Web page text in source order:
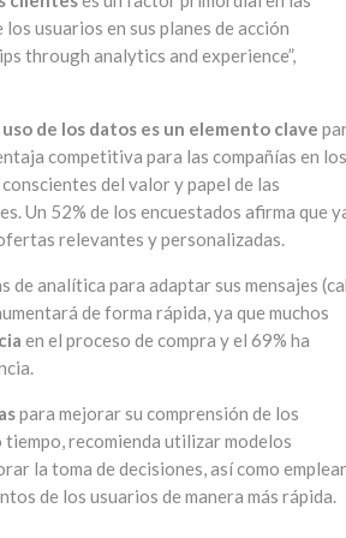
usuarios en sus planes de acción
through analytics and experience”,
uso de los datos es un elemento clave
competitiva para las compañías en los
del valor y papel de las
Un 52% de los encuestados afirma que
relevantes y personalizadas.
analítica para adaptar sus mensajes
de forma rápida, ya que muchos
en el proceso de compra y el 69% ha
para mejorar su comprensión de los
recomienda utilizar modelos
la toma de decisiones, así como emplear
de los usuarios de manera más rápida.